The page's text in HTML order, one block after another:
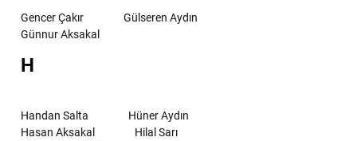
Gencer Çakır
Gülseren Aydın
Günnur Aksakal
H
Handan Salta
Hüner Aydın
Hasan Aksakal
Hilal Sarı